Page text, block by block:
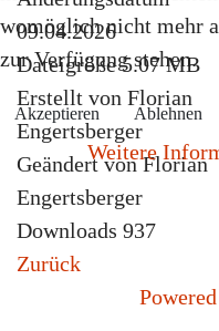
09.04.2026
Dateigröße 5.07 MB
Erstellt von Florian
Engertsberger
Geändert vonFlorian
Engertsberger
Downloads 937
Zurück
womöglich nicht mehr
zur Verfügung stehen.
Akzeptieren Ablehnen
Weitere